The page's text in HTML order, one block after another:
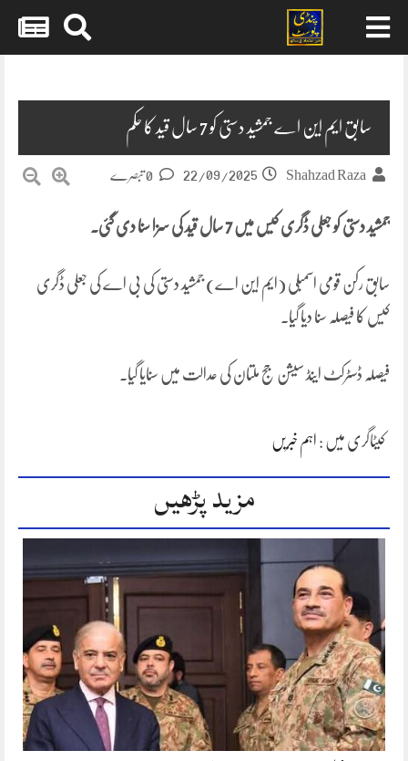
سابق ایم این اے جمشید دستی کو 7 سال قید کا حکم
Shahzad Raza
22/09/2025
جمشید دستی کو جعلی ڈگری کیس میں 7 سال قید کی سزا سنا دی گئی۔
سابق رکن قومی اسمبلی (ایم این اے) جمشید دستی کی بی اے کی جعلی ڈگری
کیس کا فیصلہ سنا دیا گیا۔
فیصلہ ڈسٹرکٹ اینڈ سیشن جج ملتان کی عدالت میں سنایا گیا۔
کیٹاگری میں : اہم خبریں
مزید پڑھیں